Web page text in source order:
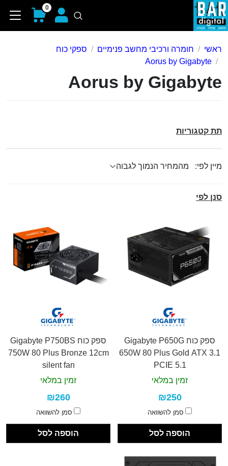
0
ראשי חומרה ורכיבי מחשב פנימיים
ספקי כוח
Aorus by Gigabyte
Aorus by Gigabyte
תת קטגוריות
מיין לפי:
סנן לפי
ספק כוח Gigabyte P650G
650W 80 Plus Gold ATX 3.1
PCIE 5.1
זמין במלאי
₪250
סמן להשוואה
הוספה לסל
ספק כוח Gigabyte P750BS
750W 80 Plus Bronze 12cm
silent fan
זמין במלאי
₪260
סמן להשוואה
הוספה לסל